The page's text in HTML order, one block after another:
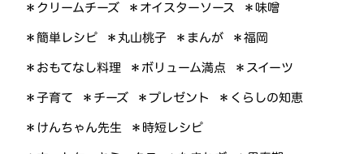
＊クリームチーズ ＊オイスターソース ＊味噌
＊簡単レシピ ＊丸山桃子 ＊まんが ＊福岡
＊おもてなし料理 ＊ボリューム満点 ＊スイーツ
＊子育て ＊チーズ ＊プレゼント ＊くらしの知恵
＊けんちゃん先生 ＊時短レシピ